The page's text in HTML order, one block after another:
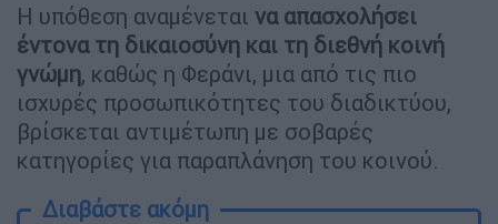
Η υπόθεση αναμένεται να απασχολήσει
έντονα τη δικαιοσύνη και τη διεθνή κοινή
γνώμη, καθώς η Φεράνι, μια από τις πιο
ισχυρές προσωπικότητες του διαδικτύου,
βρίσκεται αντιμέτωπη με σοβαρές
κατηγορίες για παραπλάνηση του κοινού.
Διαβάστε ακόμη